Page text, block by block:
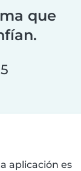
que
aplicación es